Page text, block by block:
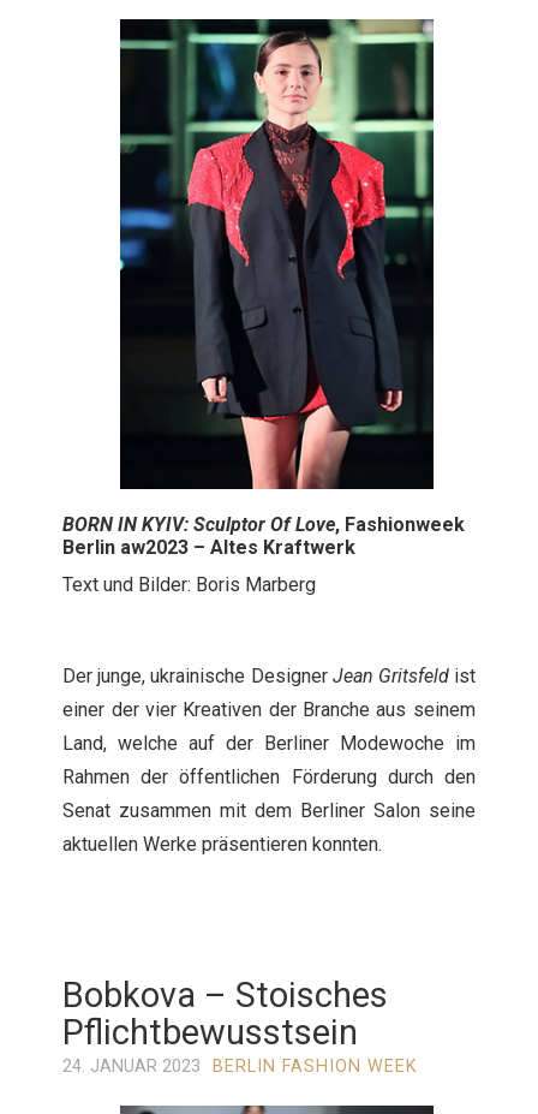
BORN IN KYIV: Sculptor Of Love, Fashionweek
Berlin aw2023 – Altes Kraftwerk
Text und Bilder: Boris Marberg
Der junge, ukrainische Designer Jean Gritsfeldist
einer der vier Kreativen der Branche aus seinem
Land, welche auf der Berliner Modewoche im
Rahmen der öffentlichen Förderung durch den
Senat zusammen mit dem Berliner Salon seine
aktuellen Werke präsentieren konnten.
Bobkova – Stoisches
Pflichtbewusstsein
24. JANUAR 2023 BERLIN FASHION WEEK